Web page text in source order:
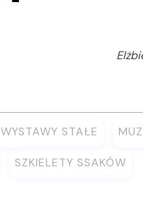
WYSTAWY STAŁE
SZKIELETY SSAKÓW